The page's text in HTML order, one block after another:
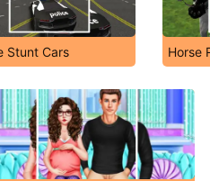
Stunt Cars Horse